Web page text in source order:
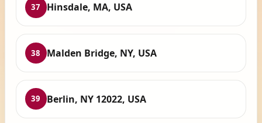
37 Hinsdale, MA, USA
38 Malden Bridge, NY, USA
39 Berlin, NY 12022, USA